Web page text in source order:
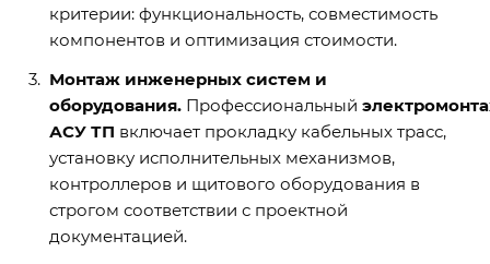
критерии: функциональность, совместимость
компонентов и оптимизация стоимости.
Монтаж инженерных систем и
оборудования. Профессиональный
АСУ ТП включает прокладку кабельных трасс,
установку исполнительных механизмов,
контроллеров и щитового оборудования в
строгом соответствии с проектной
документацией.